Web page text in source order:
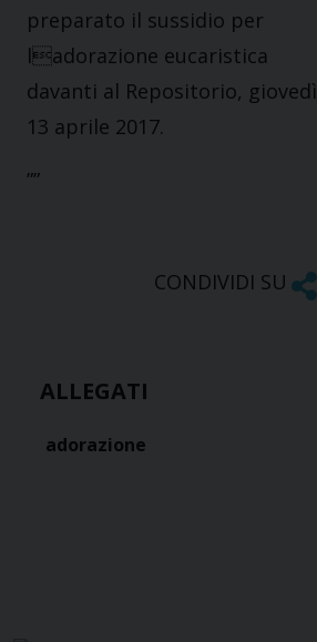
preparato il sussidio per
ladorazione eucaristica
davanti al Repositorio, giovedì
13 aprile 2017.
””
CONDIVIDI SU
ALLEGATI
adorazione